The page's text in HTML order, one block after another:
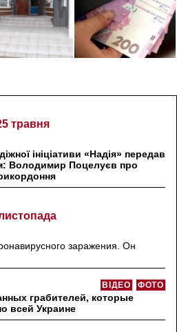
травня
ініціативи «Надія» передав
Володимир Поцелуєв про
заражения. Он
ФОТО
ВІДЕО
грабителей, которые
всей Украине